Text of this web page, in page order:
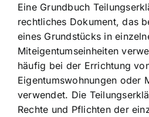
Eine Grundbuch
rechtliches Dokument, das
eines Grundstücks in
Miteigentumseinheiten
häufig bei der Errichtung
Eigentumswohnungen oder
verwendet. Die
Rechte und Pflichten der